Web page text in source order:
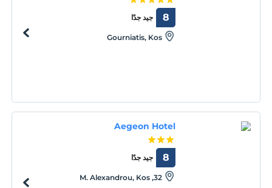
جيد جدًا 8
Gourniatis, Kos
Aegeon Hotel
جيد جدًا 8
32, M. Alexandrou, Kos